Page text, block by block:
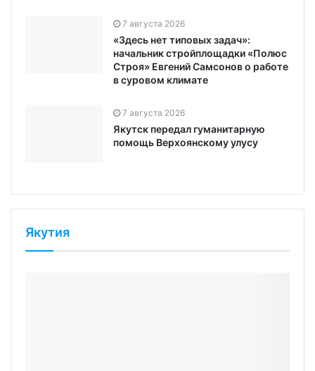
7 августа 2026
«Здесь нет типовых задач»:
начальник стройплощадки «Полюс
Строя» Евгений Самсонов о работе
в суровом климате
7 августа 2026
Якутск передал гуманитарную
помощь Верхоянскому улусу
Якутия